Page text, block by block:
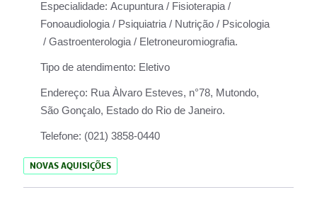
Especialidade: Acupuntura / Fisioterapia /
Fonoaudiologia / Psiquiatria / Nutrição / Psicologia
/ Gastroenterologia / Eletroneuromiografia.
Tipo de atendimento: Eletivo
Endereço: Rua Àlvaro Esteves, n°78, Mutondo,
São Gonçalo, Estado do Rio de Janeiro.
Telefone: (021) 3858-0440
NOVAS AQUISIÇÕES